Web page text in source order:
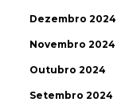
Dezembro 2024
Novembro 2024
Outubro 2024
Setembro 2024